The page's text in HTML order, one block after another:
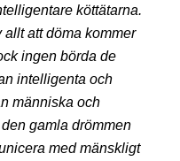
köttätarna.
att döma kommer
ingen börda de
intelligenta och
människa och
gamla drömmen
med mänskligt